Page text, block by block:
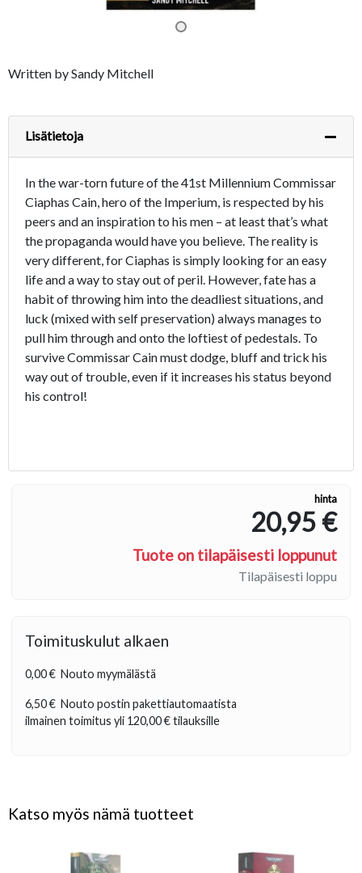
Written by Sandy Mitchell
Lisätietoja
In the war-torn future of the 41st Millennium Commissar
Ciaphas Cain, hero of the Imperium, is respected by his
peers and an inspiration to his men – at least that’s what
the propaganda would have you believe. The reality is
very different, for Ciaphas is simply looking for an easy
life and a way to stay out of peril. However, fate has a
habit of throwing him into the deadliest situations, and
luck (mixed with self preservation) always manages to
pull him through and onto the loftiest of pedestals. To
survive Commissar Cain must dodge, bluff and trick his
way out of trouble, even if it increases his status beyond
his control!
hinta
20,95 €
Tuote on tilapäisesti loppunut
Tilapäisesti loppu
Toimituskulut alkaen
0,00 € Nouto myymälästä
6,50 € Nouto postin pakettiautomaatista
ilmainen toimitus yli 120,00 €tilauksille
Katso myös nämä tuotteet